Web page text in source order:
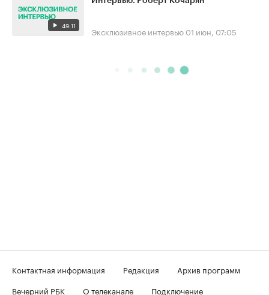
49:11 Эксклюзивное интервью 01 июн, 07:05
Контактная информация Редакция
Архив программ
Вечерний РБК
О телеканале
Подключение